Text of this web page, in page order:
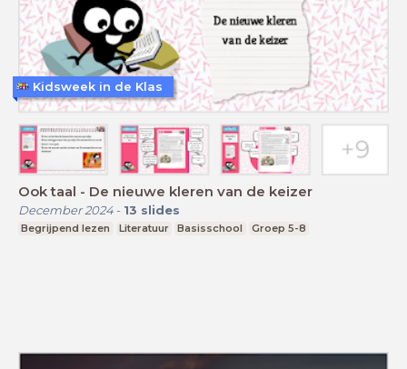
Ook taal - De nieuwe kleren van de keizer
December 2024- 13 slides
Begrijpend lezen Literatuur Basisschool Groep 5-8
Kidsweek in de Klas